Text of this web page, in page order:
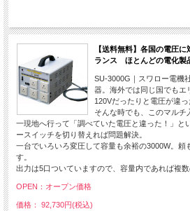
【送料無料】各国の電圧
ランス ほとんどの電化製
SU-3000G｜スワロー電機
器。海外では同じ国でもエ
120Vだったりと電圧が違
そんな時でも、このマル
一現地へ行って「調べていた電圧と違った！」と
ースイッチを切り替えれば問題解決。
一台でいろいろ変圧して容量も余裕の3000W。頼
す。
出力は5口ついていますので、容量内であれば複数
OPEN：オープン価格
価格： 92,730円(税込)